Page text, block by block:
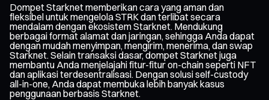
Dompet Starknet memberikan cara yang aman dan
fleksibel untuk mengelola STRK dan terlibat secara
mendalam dengan ekosistem Starknet. Mendukung
berbagai format alamat dan jaringan, sehingga Anda dapat
dengan mudah menyimpan, mengirim, menerima, dan swap
Starknet. Selain transaksi dasar, dompet Starknet juga
membantu Anda menjelajahi fitur-fitur on-chain seperti NFT
dan aplikasi terdesentralisasi. Dengan solusi self-custody
all-in-one, Anda dapat membuka lebih banyak kasus
penggunaan berbasis Starknet.